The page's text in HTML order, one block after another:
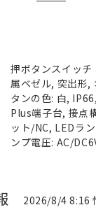
押ボタンスイッ
属ベゼル, 突出形,
タンの色: 白,
Plus端子台, 接点
ット/NC, LEDラ
ンプ電圧: AC/
2026/8/4 8:16